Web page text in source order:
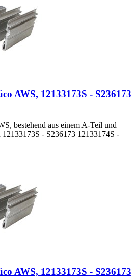
AWS, 12133173S - S236173
bestehend aus einem A-Teil und
- S236173 12133174S -
AWS, 12133173S - S236173